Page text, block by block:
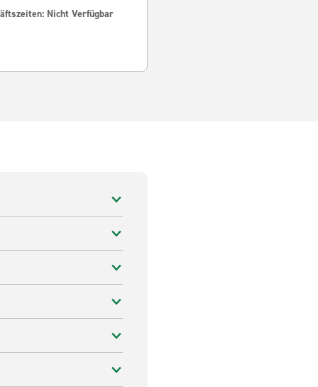
Nicht Verfügbar